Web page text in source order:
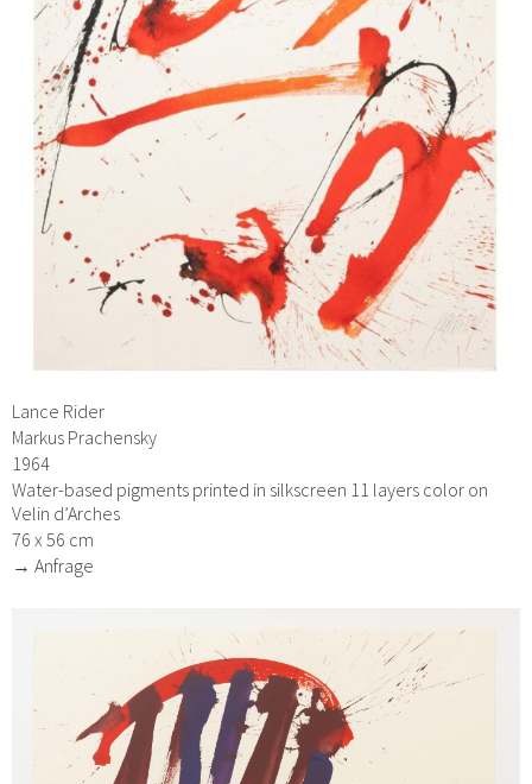
Lance Rider
Markus Prachensky
1964
Water-based pigments printed in silkscreen 11 layers color on
Velin d’Arches
76 x 56 cm
→ Anfrage